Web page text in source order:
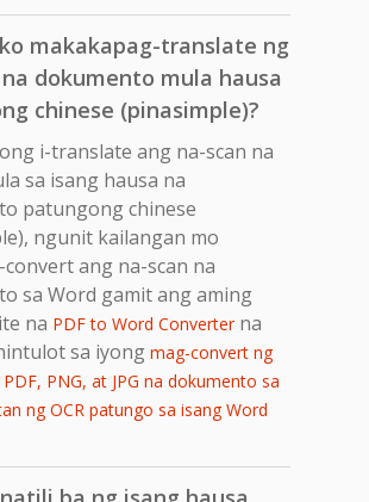
makakapag-translate ng
dokumento mula hausa
chinese (pinasimple)?
i-translate ang na-scan na
sa isang hausa na
patungong chinese
ngunit kailangan mo
ang na-scan na
sa Word gamit ang aming
na PDF to Word Converterna
sa iyong mag-convert ng
PNG, at JPG na dokumento sa
ng OCR patungo sa isang Word